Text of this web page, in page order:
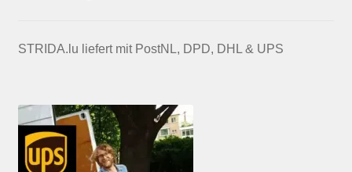
STRIDA.lu liefert mit PostNL, DPD, DHL & UPS